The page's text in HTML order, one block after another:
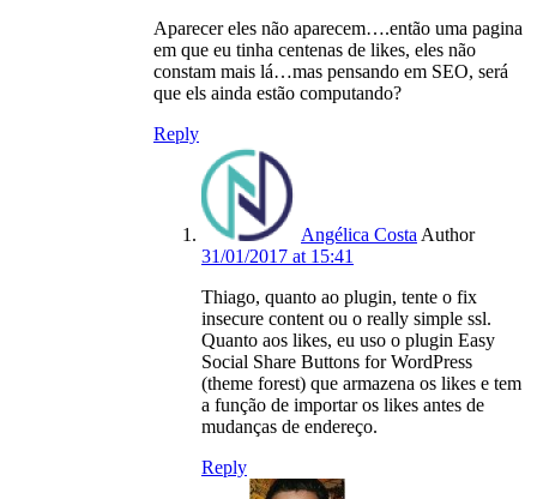
Aparecer eles não aparecem….então uma pagina
em que eu tinha centenas de likes, eles não
constam mais lá…mas pensando em SEO, será
que els ainda estão computando?
Reply
Angélica Costa Author
31/01/2017 at 15:41
Thiago, quanto ao plugin, tente o fix
insecure content ou o really simple ssl.
Quanto aos likes, eu uso o plugin Easy
Social Share Buttons for WordPress
(theme forest) que armazena os likes e tem
a função de importar os likes antes de
mudanças de endereço.
Reply